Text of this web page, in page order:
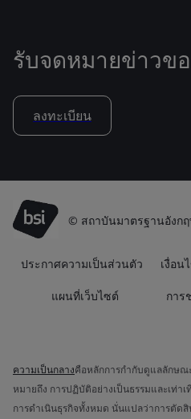
รับจดหมายข่าวขอ
ลงทะเบียน
© สถาบันมาตรฐานอังก
ประกาศความเป็นส่วนตัว เงื่อน
แผนที่เว็บไซต์ การ
ความเป็นกลางคือหลักการกำกับดูแลลักษณ
หมายถึง การปฏิบัติอย่างเป็นธรรมและเท่า
การดำเนินธุรกิจทั้งหมด นั่นแปลว่าการตัด